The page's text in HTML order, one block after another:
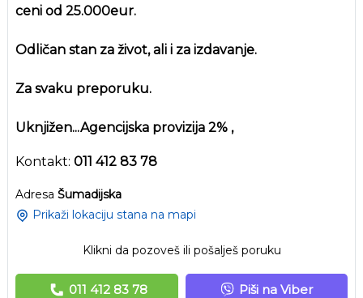
ceni od 25.000eur.
Odličan stan za život, ali i za izdavanje.
Za svaku preporuku.
Uknjižen...Agencijska provizija 2% ,
Kontakt: 011 412 83 78
Adresa Šumadijska
Prikaži lokaciju stana na mapi
Klikni da pozoveš ili pošalješ poruku
011 412 83 78 Piši na Viber